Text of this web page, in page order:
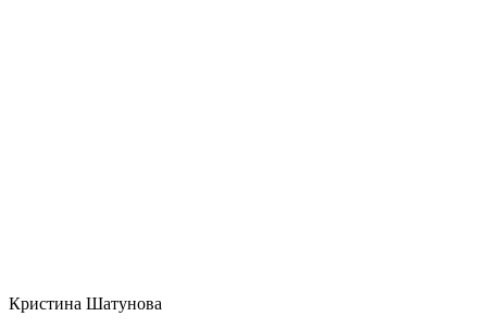
Кристина Шатунова